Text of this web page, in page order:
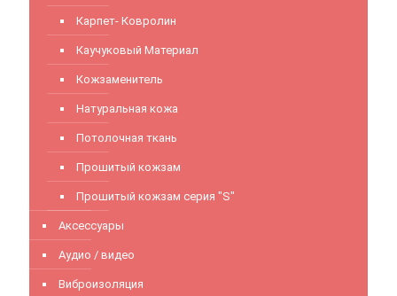
Карпет- Ковролин
Каучуковый Материал
Кожзаменитель
Натуральная кожа
Потолочная ткань
Прошитый кожзам
Прошитый кожзам серия "S"
Аксессуары
Аудио / видео
Виброизоляция